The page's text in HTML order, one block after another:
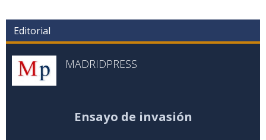
Editorial
MADRIDPRESS
Ensayo de invasión